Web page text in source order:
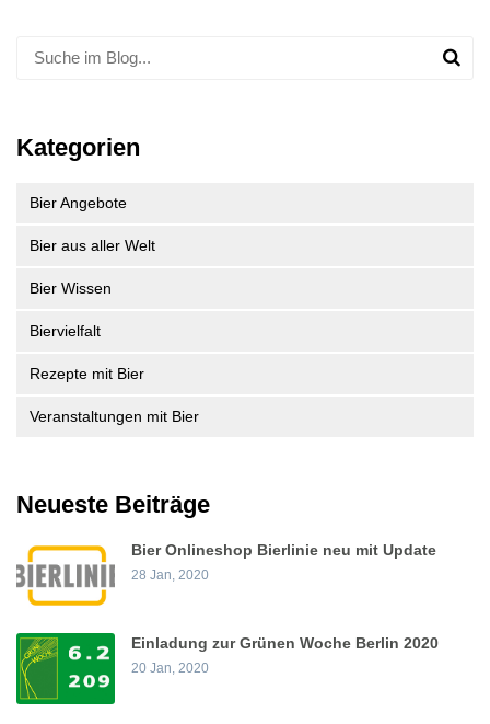
Kategorien
Bier Angebote
Bier aus aller Welt
Bier Wissen
Biervielfalt
Rezepte mit Bier
Veranstaltungen mit Bier
Neueste Beiträge
Bier Onlineshop Bierlinie neu mit Update
28 Jan, 2020
Einladung zur Grünen Woche Berlin 2020
20 Jan, 2020